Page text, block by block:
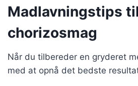
Madlavningstips
chorizosmag
Når du tilbereder en gryderet
med at opnå det bedste